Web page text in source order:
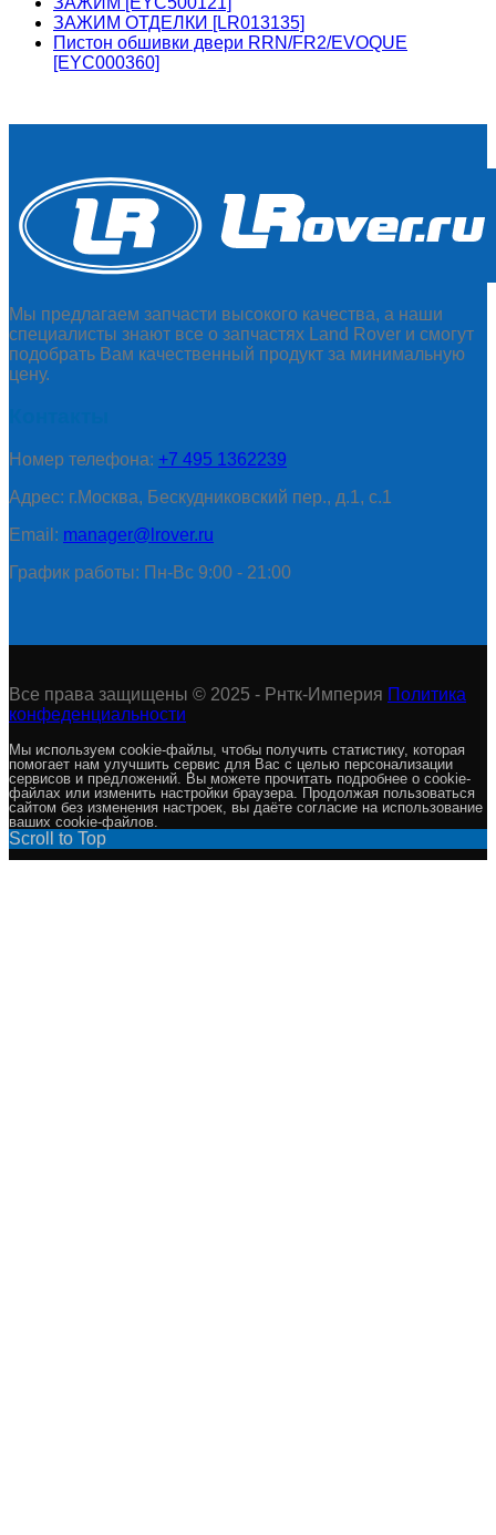
ЗАЖИМ ОТДЕЛКИ [LR013135]
Пистон обшивки двери RRN/FR2/EVOQUE
[EYC000360]
Мы предлагаем запчасти высокого качества, а наши
специалисты знают все о запчастях Land Rover и смогут
подобрать Вам качественный продукт за минимальную
цену.
Номер телефона: +7 495 1362239
Адрес: г.Москва, Бескудниковский пер., д.1, с.1
Email: manager@lrover.ru
График работы: Пн-Вс 9:00 - 21:00
Все права защищены © 2025 - Рнтк-Империя Политика
конфеденциальности
Мы используем cookie-файлы, чтобы получить статистику, которая
помогает нам улучшить сервис для Вас с целью персонализации
сервисов и предложений. Вы можете прочитать подробнее о cookie-
файлах или изменить настройки браузера. Продолжая пользоваться
сайтом без изменения настроек, вы даёте согласие на использование
ваших cookie-файлов.
Scroll to Top